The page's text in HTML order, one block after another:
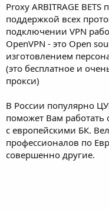
Proxy ARBITRAGE BETS
поддержкой всех
подключении VPN
OpenVPN - это Open
изготовлением
(это бесплатное и
прокси)
В России популярно
поможет Вам
с европейскими БК.
профессионалов по
совершенно другие.